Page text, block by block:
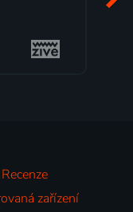
Recenze
zařízení